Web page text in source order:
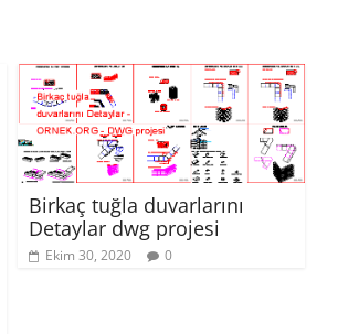
Birkaç tuğla duvarlarını
Detaylar dwg projesi
Ekim 30, 2020 0